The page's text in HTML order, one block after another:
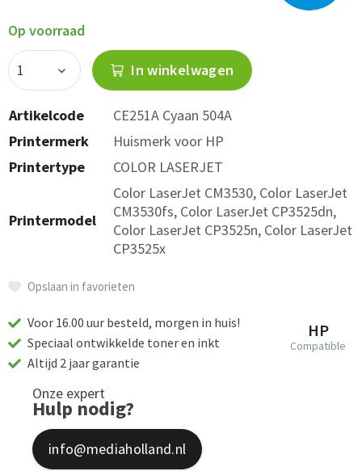
Op voorraad
In winkelwagen
Artikelcode
CE251A Cyaan 504A
Printermerk
Huismerk voor HP
Printertype
COLOR LASERJET
Printermodel
Color LaserJet CM3530, Color LaserJet
CM3530fs, Color LaserJet CP3525dn,
Color LaserJet CP3525n, Color LaserJet
CP3525x
Opslaan in favorieten
HP
Compatible
Voor 16.00 uur besteld, morgen in huis!
Speciaal ontwikkelde toner en inkt
Altijd 2 jaar garantie
Onze expert
Hulp nodig?
info@mediaholland.nl